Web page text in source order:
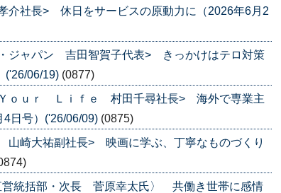
介社長> 休日をサービスの原動力に（2026年6月2
ジャパン 吉田智賀子代表> きっかけはテロ対策
('26/06/19) (0877)
ｏｕｒ Ｌｉｆｅ 村田千尋社長> 海外で専業主
日号）('26/06/09) (0875)
山崎大祐副社長> 映画に学ぶ、丁寧なものづくり
営統括部・次長 菅原幸太氏〉 共働き世帯に感情